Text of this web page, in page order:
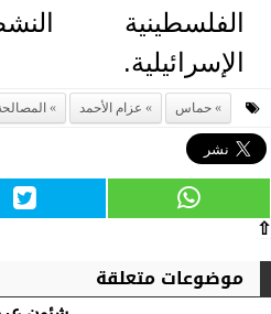
الفلسطينية
الإسرائيلية.
حماس عزام الأحمد
⇧
موضوعات متعلقة